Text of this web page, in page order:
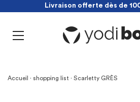
Livraison offerte dès de
Livraison offerte dès de
Accueil · shopping list · Scarletty GRÈS